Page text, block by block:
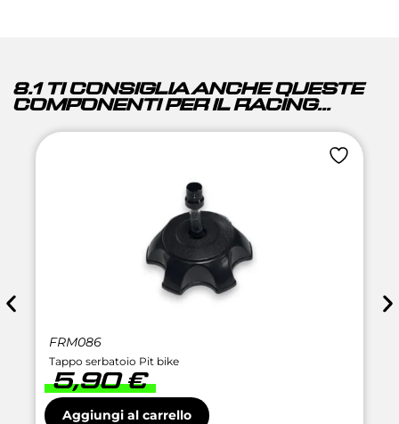
8.1 TI CONSIGLIA ANCHE QUESTE
COMPONENTI PER IL RACING...
FRM086
Tappo serbatoio Pit bike
5,90€
Aggiungi al carrello